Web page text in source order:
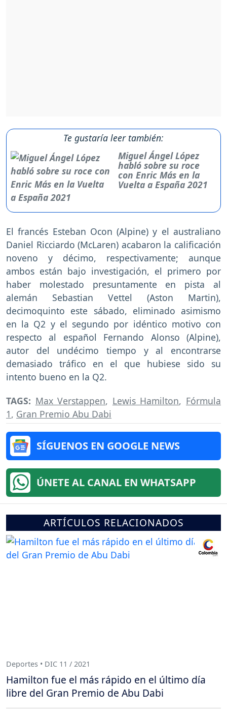
Te gustaría leer también:
Miguel Ángel López
habló sobre su roce
con Enric Más en la
Vuelta a España 2021
El francés Esteban Ocon (Alpine) y el australiano
Daniel Ricciardo (McLaren) acabaron la calificación
noveno y décimo, respectivamente; aunque
ambos están bajo investigación, el primero por
haber molestado presuntamente en pista al
alemán Sebastian Vettel (Aston Martin),
decimoquinto este sábado, eliminado asimismo
en la Q2 y el segundo por idéntico motivo con
respecto al español Fernando Alonso (Alpine),
autor del undécimo tiempo y al encontrarse
demasiado tráfico en el que hubiese sido su
intento bueno en la Q2.
TAGS: Max Verstappen, Lewis Hamilton, Fórmula
1, Gran Premio Abu Dabi
SÍGUENOS EN GOOGLE NEWS
ÚNETE AL CANAL EN WHATSAPP
ARTÍCULOS RELACIONADOS
Deportes • DIC 11 / 2021
Hamilton fue el más rápido en el último día
libre del Gran Premio de Abu Dabi